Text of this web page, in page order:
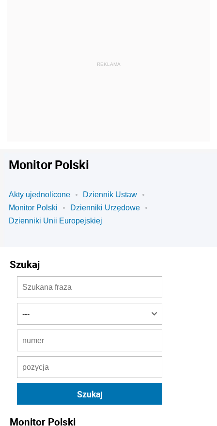
Monitor Polski
Akty ujednolicone
Dziennik Ustaw
Monitor Polski
Dzienniki Urzędowe
Dzienniki Unii Europejskiej
Szukaj
Monitor Polski